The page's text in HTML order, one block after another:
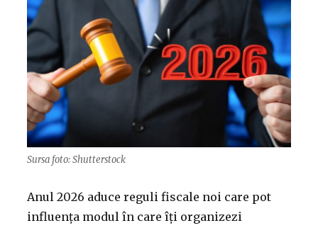
Sursa foto: Shutterstock
Anul 2026 aduce reguli fiscale noi care pot
influența modul în care îți organizezi